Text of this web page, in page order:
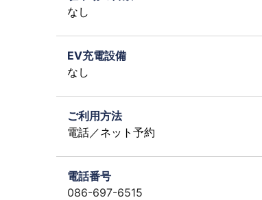
なし
EV充電設備
なし
ご利用方法
電話／ネット予約
電話番号
086-697-6515